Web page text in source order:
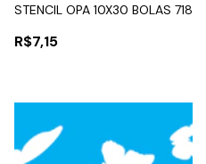
STENCIL OPA 10X30 BOLAS 718
R$7,15